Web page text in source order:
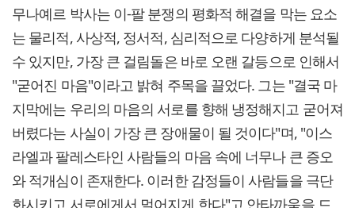
무나예르 박사는 이-팔 분쟁의 평화적 해결을 막는 요소
는 물리적, 사상적, 정서적, 심리적으로 다양하게 분석될
수 있지만, 가장 큰 걸림돌은 바로 오랜 갈등으로 인해서
"굳어진 마음"이라고 밝혀 주목을 끌었다. 그는 "결국 마
지막에는 우리의 마음의 서로를 향해 냉정해지고 굳어져
버렸다는 사실이 가장 큰 장애물이 될 것이다"며, "이스
라엘과 팔레스타인 사람들의 마음 속에 너무나 큰 증오
와 적개심이 존재한다. 이러한 감정들이 사람들을 극단
화시키고 서로에게서 멀어지게 한다"고 안타까움을 드